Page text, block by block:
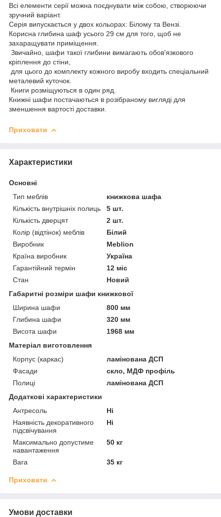
Всі елементи серії можна поєднувати між собою, створюючи
зручний варіант.
Серія випускається у двох кольорах: Білому та Вензі.
Корисна глибина шаф усього 29 см для того, щоб не
захаращувати приміщення.
Звичайно, шафи такої глибини вимагають обов'язкового
кріплення до стіни,
для цього до комплекту кожного виробу входить спеціальний
металевий куточок.
Книги розміщуються в один ряд.
Книжні шафи постачаються в розібраному вигляді для
зменшення вартості доставки.
Приховати
Характеристики
Основні
Тип меблів
книжкова шафа
Кількість внутрішніх полиць
5 шт.
Кількість дверцят
2 шт.
Колір (відтінок) меблів
Білий
Виробник
Meblion
Країна виробник
Україна
Гарантійний термін
12 міс
Стан
Новий
Габаритні розміри шафи книжкової
Ширина шафи
800 мм
Глибина шафи
320 мм
Висота шафи
1968 мм
Матеріал виготовлення
Корпус (каркас)
ламінована ДСП
Фасади
скло, МДФ профіль
Полиці
ламінована ДСП
Додаткові характеристики
Антресоль
Ні
Наявність декоративного
підсвічування
Ні
Максимально допустиме
навантаження
50 кг
Вага 35 кг
Приховати
Умови доставки